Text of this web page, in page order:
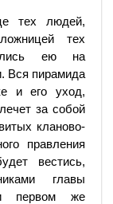
тех людей,
тех
ею на
Вся пирамида
и его уход,
за собой
кланово-
правления
вестись,
главы
первом же